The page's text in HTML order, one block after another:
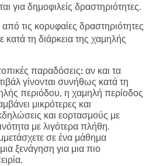
για δημοφιλείς δραστηριότητες.
τις κορυφαίες δραστηριότητες
κατά τη διάρκεια της χαμηλής
παραδόσεις: αν και τα
γίνονται συνήθως κατά τη
περιόδου, η χαμηλή περίοδος
μικρότερες και
και εορτασμούς με
με λιγότερα πλήθη.
σε ένα μάθημα
ξενάγηση για μια πιο